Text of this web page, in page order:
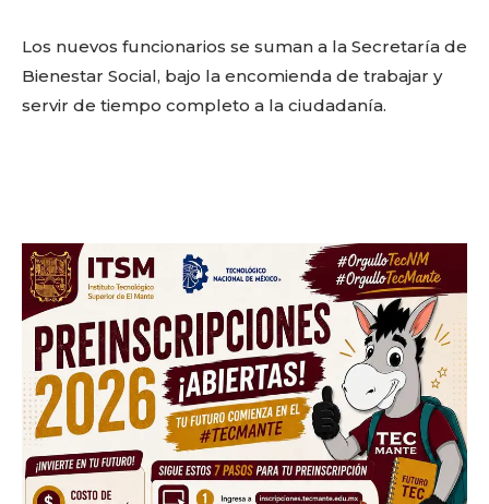
Facebook
Twitter
Email
WhatsApp
Copy
Link
Gmail
Telegram
Los nuevos funcionarios se suman a la Secretaría de
Bienestar Social, bajo la encomienda de trabajar y
servir de tiempo completo a la ciudadanía.